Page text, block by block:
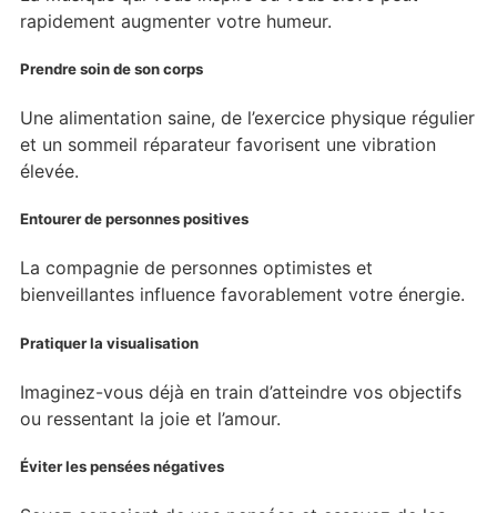
rapidement augmenter votre humeur.
Prendre soin de son corps
Une alimentation saine, de l’exercice physique régulier
et un sommeil réparateur favorisent une vibration
élevée.
Entourer de personnes positives
La compagnie de personnes optimistes et
bienveillantes influence favorablement votre énergie.
Pratiquer la visualisation
Imaginez-vous déjà en train d’atteindre vos objectifs
ou ressentant la joie et l’amour.
Éviter les pensées négatives